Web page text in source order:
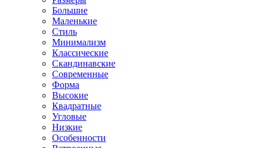
Большие
Маленькие
Стиль
Минимализм
Классические
Скандинавские
Современные
Форма
Высокие
Квадратные
Угловые
Низкие
Особенности